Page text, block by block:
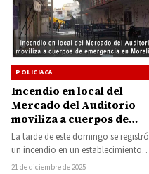
POLICIACA
Incendio en local del
Mercado del Auditorio
moviliza a cuerpos de
emergencia en Morelia
La tarde de este domingo se registró
un incendio en un establecimiento
comercial ubicado al interior del
21 de diciembre de 2025